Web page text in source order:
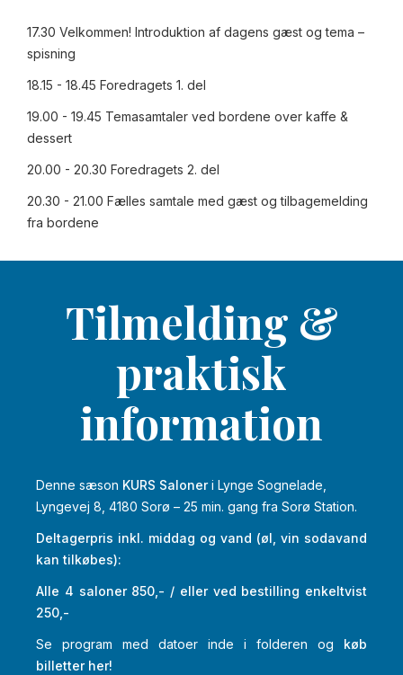
17.30 Velkommen! Introduktion af dagens gæst og tema –
spisning
18.15 - 18.45 Foredragets 1. del
19.00 - 19.45 Temasamtaler ved bordene over kaffe &
dessert
20.00 - 20.30 Foredragets 2. del
20.30 - 21.00 Fælles samtale med gæst og tilbagemelding
fra bordene
Tilmelding &
praktisk
information
Denne sæson KURS Saloneri Lynge Sognelade,
Lyngevej 8, 4180 Sorø – 25 min. gang fra Sorø Station.
Deltagerpris inkl. middag og vand (øl, vin sodavand
kan tilkøbes):
Alle 4 saloner 850,- / eller ved bestilling enkeltvist
250,-
Se program med datoer inde i folderen og køb
billetter her!